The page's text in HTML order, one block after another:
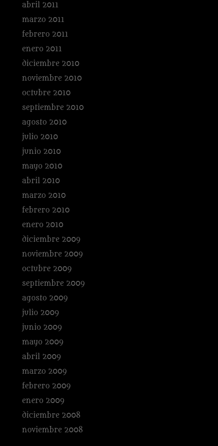
abril 2011
marzo 2011
febrero 2011
enero 2011
diciembre 2010
noviembre 2010
octubre 2010
septiembre 2010
agosto 2010
julio 2010
junio 2010
mayo 2010
abril 2010
marzo 2010
febrero 2010
enero 2010
diciembre 2009
noviembre 2009
octubre 2009
septiembre 2009
agosto 2009
julio 2009
junio 2009
mayo 2009
abril 2009
marzo 2009
febrero 2009
enero 2009
diciembre 2008
noviembre 2008